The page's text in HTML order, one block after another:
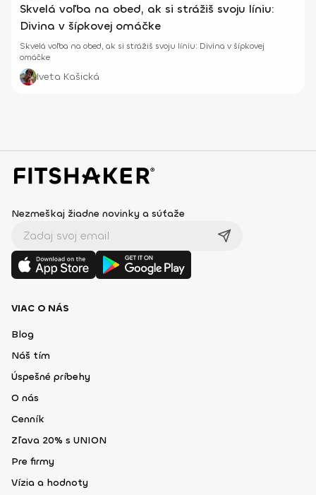
Skvelá voľba na obed, ak si strážiš svoju líniu:
Divina v šípkovej omáčke
Skvelá voľba na obed, ak si strážiš svoju líniu: Divina v šípkovej
omáčke
Iveta Kašická
Nezmeškaj žiadne novinky a súťaže
VIAC O NÁS
Blog
Náš tím
Úspešné príbehy
O nás
Cenník
Zľava 20% s UNION
Pre firmy
Vízia a hodnoty